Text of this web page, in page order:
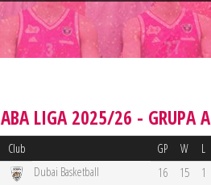
ABA LIGA 2025/26 - GRUPA A
Club GP W L
Dubai Basketball 16 15 1